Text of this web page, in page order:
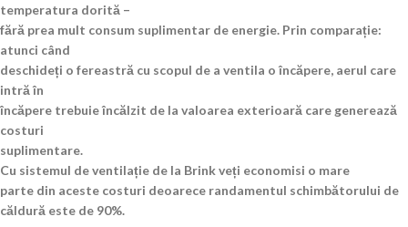
temperatura dorită –
fără prea mult consum suplimentar de energie. Prin comparație:
atunci când
deschideți o fereastră cu scopul de a ventila o încăpere, aerul care
intră în
încăpere trebuie încălzit de la valoarea exterioară care generează
costuri
suplimentare.
Cu sistemul de ventilație de la Brink veți economisi o mare
parte din aceste costuri deoarece randamentul schimbătorului de
căldură este de 90%.